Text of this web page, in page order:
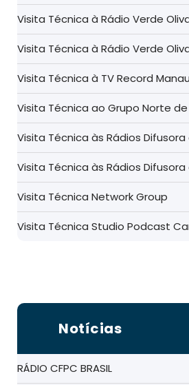
Visita Técnica à Rádio Verde
Visita Técnica à Rádio Verde
Visita Técnica à TV Record
Visita Técnica ao Grupo Norte
Visita Técnica às Rádios Difusora
Visita Técnica às Rádios Difusora
Visita Técnica Network Group
Visita Técnica Studio Podcast
Notícias
RÁDIO CFPC BRASIL